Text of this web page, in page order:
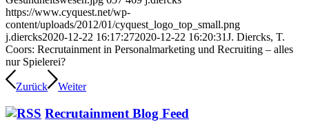
https://www.cyquest.net/wp-
content/uploads/2012/01/cyquest_logo_top_small.png
j.diercks2020-12-22 16:17:272020-12-22 16:20:31J. Diercks, T.
Coors: Recrutainment in Personalmarketing und Recruiting – alles
nur Spielerei?
Zurück Weiter
Recrutainment Blog Feed